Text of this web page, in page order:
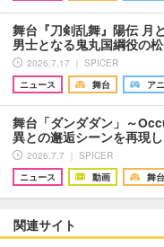
舞台『刀剣乱舞』陽伝
男士となる鬼丸国綱役の
2026.7.17 ｜ SPICER
ニュース
舞台 ア
舞台「ダンダダン」～
異との邂逅シーンを再現
2026.7.7 ｜ SPICER
ニュース
動画 舞台
関連サイト